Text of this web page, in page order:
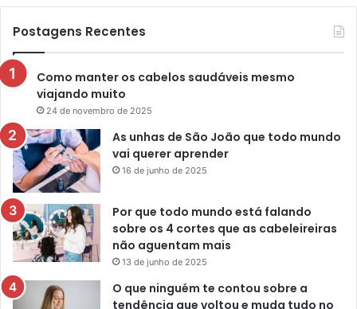
Postagens Recentes
Como manter os cabelos saudáveis mesmo
viajando muito
24 de novembro de 2025
As unhas de São João que todo mundo
vai querer aprender
16 de junho de 2025
Por que todo mundo está falando
sobre os 4 cortes que as cabeleireiras
não aguentam mais
13 de junho de 2025
O que ninguém te contou sobre a
tendência que voltou e muda tudo no